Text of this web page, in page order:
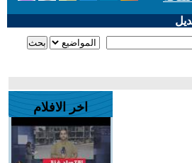
اخر الافلام